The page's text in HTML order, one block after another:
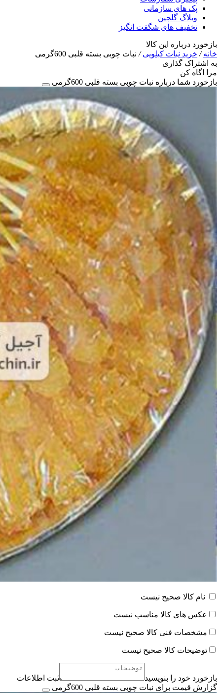
پک های سازمانی
وبلاگ گلچین
تخفیف های شگفت انگیز
بازخورد درباره این کالا
خانه/ خرید نبات کیلویی/ نبات چوبی بسته قلبی 600گرمی
به اشتراک گذاری
مرا اگاه کن
بازخورد شما درباره نبات چوبی بسته قلبی 600گرمی
نام کالا صحیح نیست
عکس های کالا مناسب نیست
مشخصات فنی کالا صحیح نیست
توضیحات کالا صحیح نیست
بازخورد خود را بنویسید
ثبت اطلاعات
گزارش قیمت برای نبات چوبی بسته قلبی 600گرمی